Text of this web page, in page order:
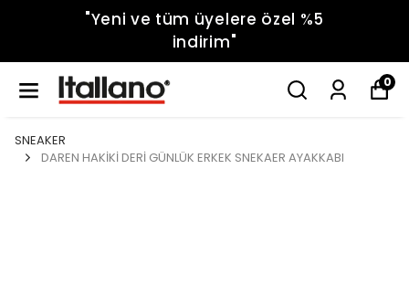
"Yeni ve tüm üyelere özel %5
indirim"
0
SNEAKER
DAREN HAKİKİ DERİ GÜNLÜK ERKEK SNEKAER AYAKKABI